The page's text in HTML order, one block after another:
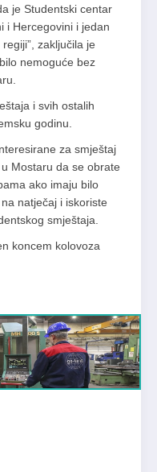
je Studentski centar
i Hercegovini i jedan
zaključila je
nemoguće bez
i svih ostalih
godinu.
za smještaj
Mostaru da se obrate
ako imaju bilo
natječaj i iskoriste
smještaja.
koncem kolovoza